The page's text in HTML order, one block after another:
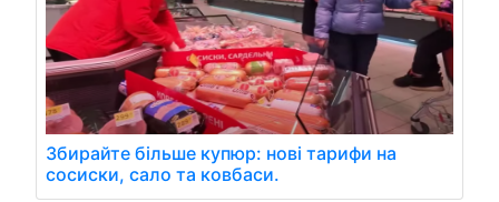
Збирайте більше купюр: нові тарифи на
сосиски, сало та ковбаси.